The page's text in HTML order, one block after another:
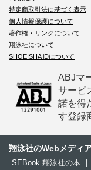
特定商取引法に基づく表示
個人情報保護について
著作権・リンクについて
翔泳社について
SHOEISHA iDについて
ABJマ
サービ
諾を得
す登録
翔泳社のWebメディ
SEBook 翔泳社の本 |